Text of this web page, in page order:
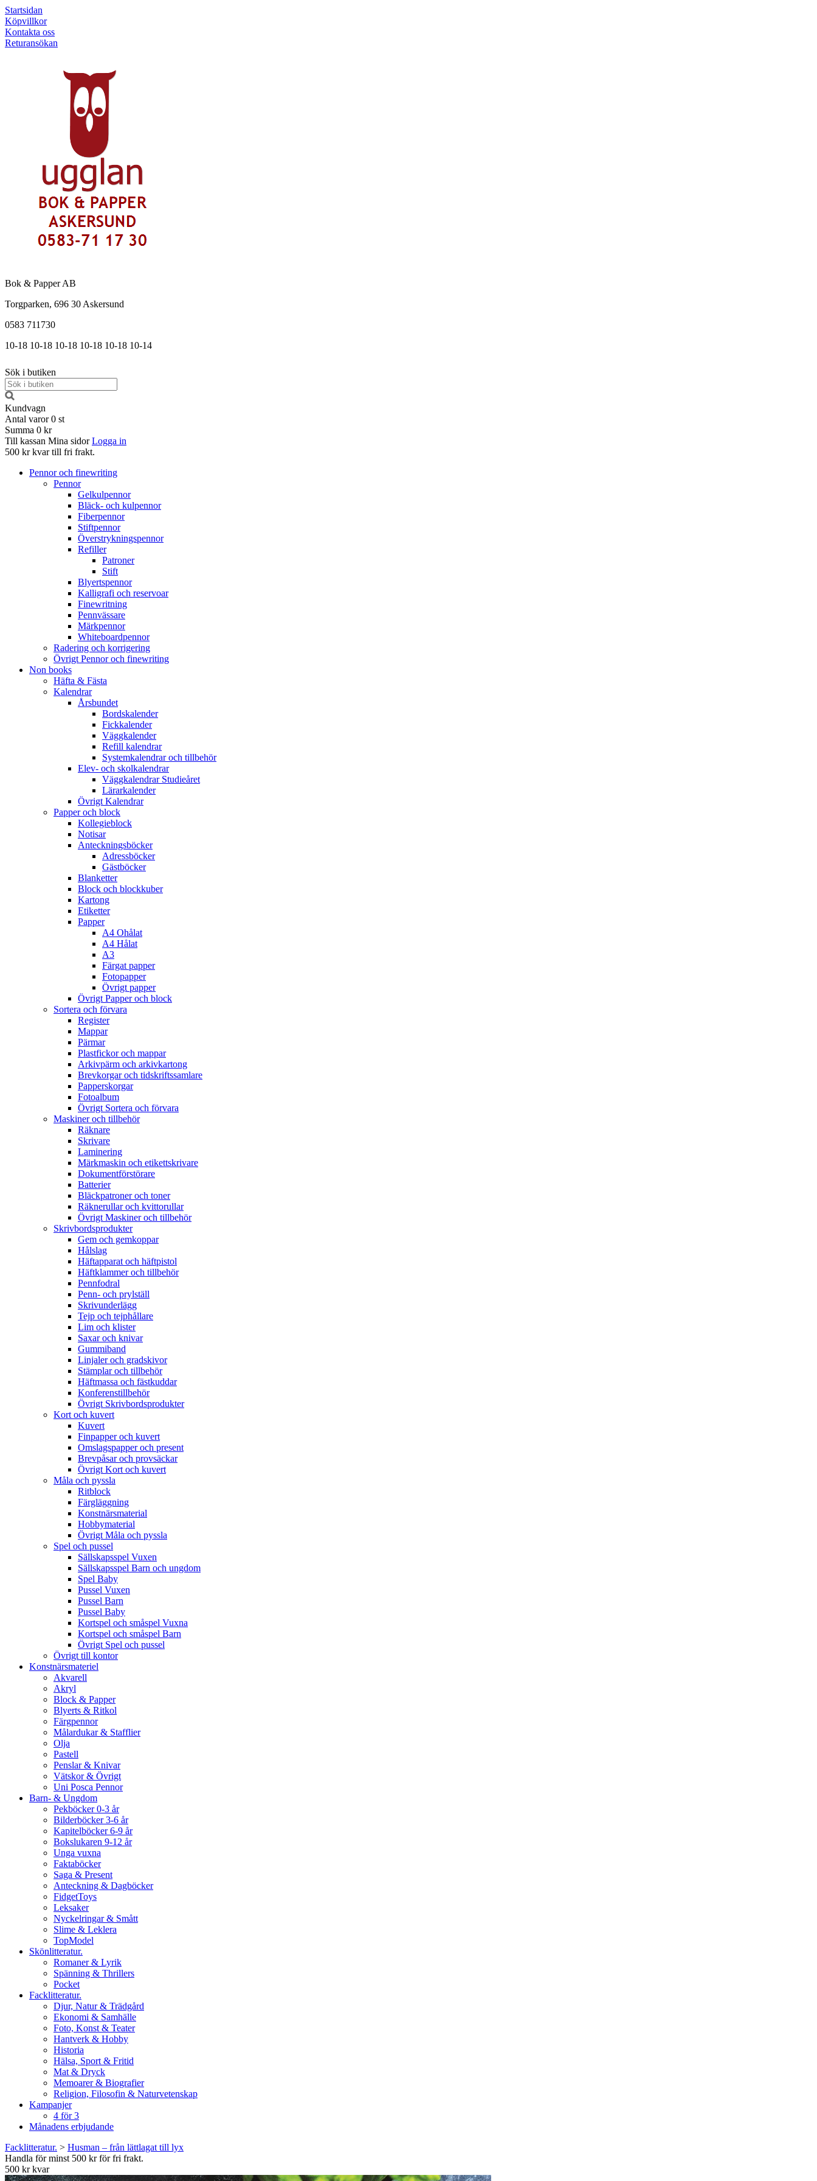
Startsidan
Köpvillkor
Kontakta oss
Returansökan
Bok & Papper AB
Torgparken, 696 30 Askersund
0583 711730
10-18 10-18 10-18 10-18 10-18 10-14
Sök i butiken
Kundvagn
Antal varor 0 st
Summa 0 kr
Till kassan Mina sidor Logga in
500 kr kvar till fri frakt.
Pennor och finewriting
Pennor
Gelkulpennor
Bläck- och kulpennor
Fiberpennor
Stiftpennor
Överstrykningspennor
Refiller
Patroner
Stift
Blyertspennor
Kalligrafi och reservoar
Finewritning
Pennvässare
Märkpennor
Whiteboardpennor
Radering och korrigering
Övrigt Pennor och finewriting
Non books
Häfta & Fästa
Kalendrar
Årsbundet
Bordskalender
Fickkalender
Väggkalender
Refill kalendrar
Systemkalendrar och tillbehör
Elev- och skolkalendrar
Väggkalendrar Studieåret
Lärarkalender
Övrigt Kalendrar
Papper och block
Kollegieblock
Notisar
Anteckningsböcker
Adressböcker
Gästböcker
Blanketter
Block och blockkuber
Kartong
Etiketter
Papper
A4 Ohålat
A4 Hålat
A3
Färgat papper
Fotopapper
Övrigt papper
Övrigt Papper och block
Sortera och förvara
Register
Mappar
Pärmar
Plastfickor och mappar
Arkivpärm och arkivkartong
Brevkorgar och tidskriftssamlare
Papperskorgar
Fotoalbum
Övrigt Sortera och förvara
Maskiner och tillbehör
Räknare
Skrivare
Laminering
Märkmaskin och etikettskrivare
Dokumentförstörare
Batterier
Bläckpatroner och toner
Räknerullar och kvittorullar
Övrigt Maskiner och tillbehör
Skrivbordsprodukter
Gem och gemkoppar
Hålslag
Häftapparat och häftpistol
Häftklammer och tillbehör
Pennfodral
Penn- och prylställ
Skrivunderlägg
Tejp och tejphållare
Lim och klister
Saxar och knivar
Gummiband
Linjaler och gradskivor
Stämplar och tillbehör
Häftmassa och fästkuddar
Konferenstillbehör
Övrigt Skrivbordsprodukter
Kort och kuvert
Kuvert
Finpapper och kuvert
Omslagspapper och present
Brevpåsar och provsäckar
Övrigt Kort och kuvert
Måla och pyssla
Ritblock
Färgläggning
Konstnärsmaterial
Hobbymaterial
Övrigt Måla och pyssla
Spel och pussel
Sällskapsspel Vuxen
Sällskapsspel Barn och ungdom
Spel Baby
Pussel Vuxen
Pussel Barn
Pussel Baby
Kortspel och småspel Vuxna
Kortspel och småspel Barn
Övrigt Spel och pussel
Övrigt till kontor
Konstnärsmateriel
Akvarell
Akryl
Block & Papper
Blyerts & Ritkol
Färgpennor
Målardukar & Stafflier
Olja
Pastell
Penslar & Knivar
Vätskor & Övrigt
Uni Posca Pennor
Barn- & Ungdom
Pekböcker 0-3 år
Bilderböcker 3-6 år
Kapitelböcker 6-9 år
Bokslukaren 9-12 år
Unga vuxna
Faktaböcker
Saga & Present
Anteckning & Dagböcker
FidgetToys
Leksaker
Nyckelringar & Smått
Slime & Leklera
TopModel
Skönlitteratur.
Romaner & Lyrik
Spänning & Thrillers
Pocket
Facklitteratur.
Djur, Natur & Trädgård
Ekonomi & Samhälle
Foto, Konst & Teater
Hantverk & Hobby
Historia
Hälsa, Sport & Fritid
Mat & Dryck
Memoarer & Biografier
Religion, Filosofin & Naturvetenskap
Kampanjer
4 för 3
Månadens erbjudande
Facklitteratur. > Husman – från lättlagat till lyx
Handla för minst 500 kr för fri frakt.
500 kr kvar